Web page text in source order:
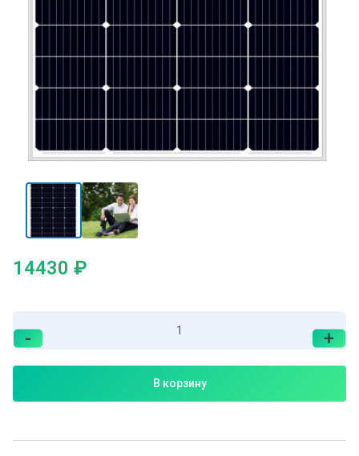
14430 ₽
- +
В корзину